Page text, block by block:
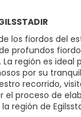
los fiordos del
profundos
región es
por su
recorrido,
proceso de
región de